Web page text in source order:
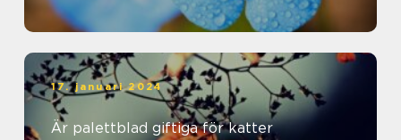
17. januari 2024
Är palettblad giftiga för katter